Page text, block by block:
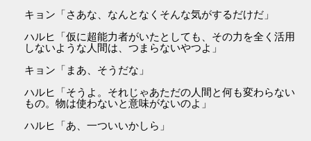
キョン「さあな、なんとなくそんな気がするだけだ」
ハルヒ「仮に超能力者がいたとしても、その力を全く活用
しないような人間は、つまらないやつよ」
キョン「まあ、そうだな」
ハルヒ「そうよ。それじゃあただの人間と何も変わらない
もの。物は使わないと意味がないのよ」
ハルヒ「あ、一ついいかしら」